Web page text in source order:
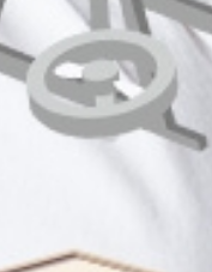
りに貢献しています。
公共工事を積極的に
結び有事に備えていま